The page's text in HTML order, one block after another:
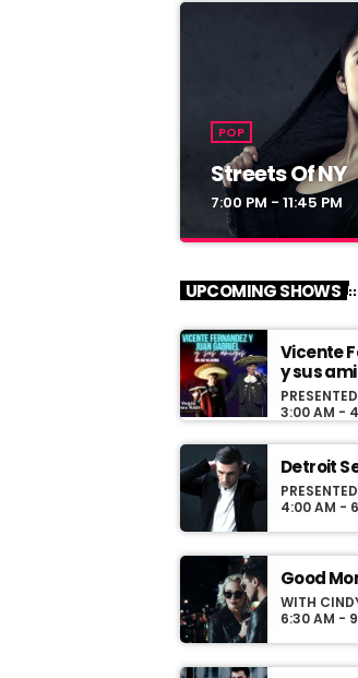
POP
Streets Of NY
7:00 PM - 11:45 PM
Streets Of NY
For every Show
auomatically
and you can set
choosing a category.
Sed justo mauris,
pellentesque varius
nulla, et tincidunt
laoreet sodales.
UPCOMING SHOWS
Vicente
y sus
3:00 AM -
Detroit
4:00 AM -
Good
WITH
6:30 AM -